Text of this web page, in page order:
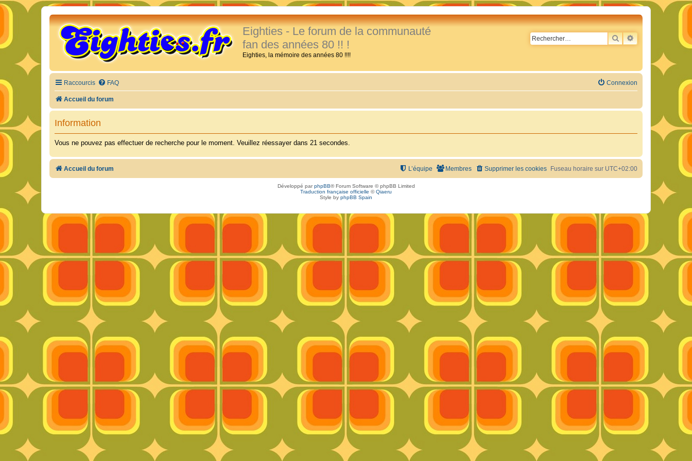
Eighties - Le forum de la communauté
fan des années 80 !! !
Eighties, la mémoire des années 80 !!!!
RECHERCHER
RECHERCHE
Raccourcis FAQ Connexion
Accueil du forum
Information
Vous ne pouvez pas effectuer de recherche pour le moment. Veuillez réessayer dans 21 secondes.
Accueil du forum Fuseau horaire sur UTC+02:00
Supprimer les cookies
Membres
L’équipe
Développé parphpBB® Forum Software © phpBB Limited
Traduction française officielle ©Qiaeru
Style by phpBB Spain